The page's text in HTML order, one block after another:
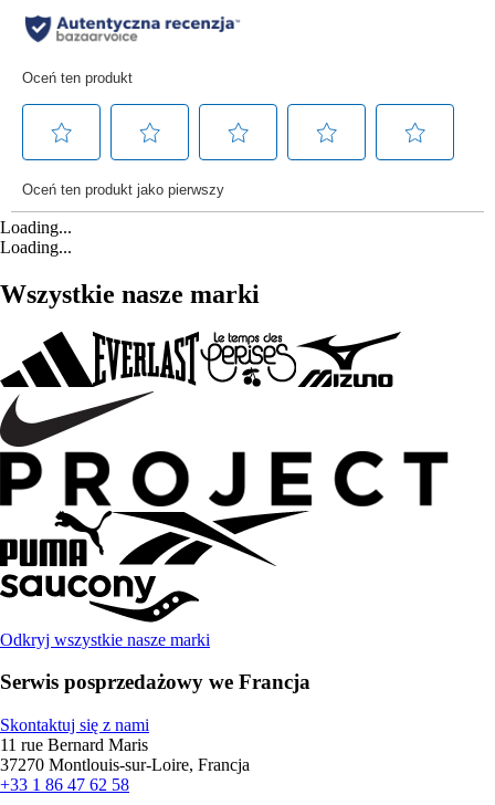
Loading...
Loading...
Wszystkie nasze marki
Odkryj wszystkie nasze marki
Serwis posprzedażowy we Francja
Skontaktuj się z nami
11 rue Bernard Maris
37270 Montlouis-sur-Loire, Francja
+33 1 86 47 62 58